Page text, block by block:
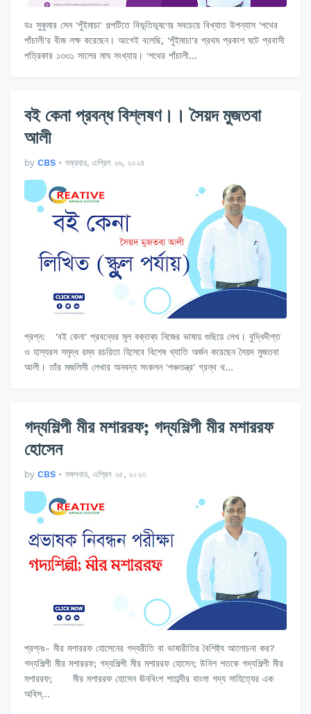
ডঃ সুকুমার সেন 'পুঁইমাচা' গল্পটিতে বিভূতিভূষণের সবচেয়ে বিখ্যাত উপন্যাস 'পথের
পাঁচালী'র বীজ লক্ষ করেছেন। আগেই বলেছি, 'পুঁইমাচা'র প্রথম প্রকাশ ঘটে প্রবাসী
পত্রিকার ১৩৩১ সালের মাঘ সংখ্যায়। 'পথের পাঁচালী…
বই কেনা প্রবন্ধ বিশ্লষণ।। সৈয়দ মুজতবা
আলী
by CBS • শুক্রবার, এপ্রিল ২৬, ২০২৪
প্রশ্ন: 'বই কেনা' প্রবন্ধের মূল বক্তব্য নিজের ভাষায় গুছিয়ে লেখ। বুদ্ধিদীপ্ত
ও হাস্যরস সমৃদ্ধ রম্য রচয়িতা হিসেবে বিশেষ খ্যাতি অর্জন করেছেন সৈয়দ মুজতবা
আলী। তাঁর মজলিসী লেখার অনবদ্য সংকলন 'পঞ্চতন্ত্র' গ্রন্থ থ…
গদ্যশিল্পী মীর মশাররফ; গদ্যশিল্পী মীর মশাররফ
হোসেন
by CBS • মঙ্গলবার, এপ্রিল ২৫, ২০২৩
প্রশ্নঃ- মীর মশাররফ হোসেনের গদ্যরীতি বা ভাষারীতির বৈশিষ্ট্য আলোচনা কর?
গদ্যশিল্পী মীর মশাররফ; গদ্যশিল্পী মীর মশাররফ হোসেন; উনিশ শতকে গদ্যশিল্পী মীর
মশাররফ; মীর মশাররফ হোসেন ঊনবিংশ শতাব্দীর বাংলা গদ্য সাহিত্যের এক
অবিস্…